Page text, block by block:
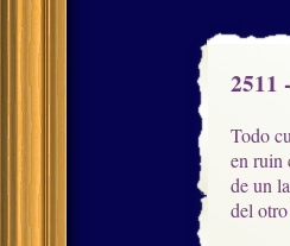
2511
Todo
en ruin
de un
del